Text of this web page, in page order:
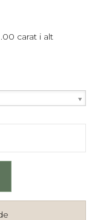
carat i alt